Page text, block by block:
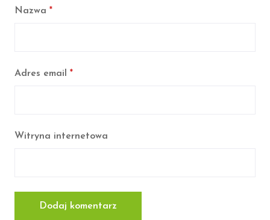
Nazwa *
Adres email *
Witryna internetowa